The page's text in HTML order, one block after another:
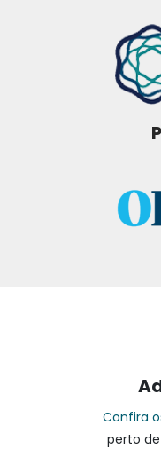
Confira
perto